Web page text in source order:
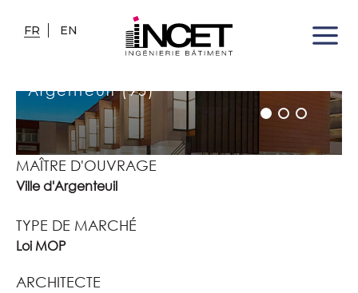
FR EN
GROUPE SCOLAIRE MARCEL
Argenteuil (95)
MAÎTRE D'OUVRAGE
Ville d'Argenteuil
TYPE DE MARCHÉ
Loi MOP
ARCHITECTE